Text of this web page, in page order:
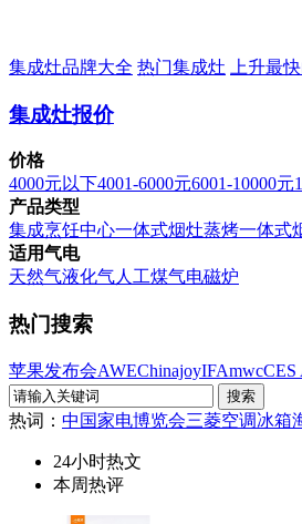
集成灶品牌大全 热门集成灶 上升最
集成灶报价
价格
4000元以下4001-6000元6001-10000元
产品类型
集成烹饪中心一体式烟灶蒸烤一体式
适用气电
天然气液化气人工煤气电磁炉
热门搜索
苹果发布会AWEChinajoyIFAmwcCES
热词： 中国家电博览会三菱空调冰箱
24小时热文
本周热评